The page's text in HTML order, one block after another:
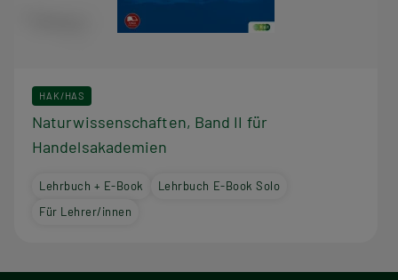
HAK/HAS
Naturwissenschaften, Band II für
Handelsakademien
Lehrbuch + E-Book
Lehrbuch E-Book Solo
Für Lehrer/innen